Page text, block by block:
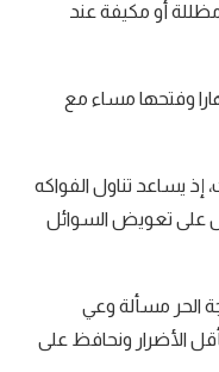
أو مكيفة عند
وفتحها مساء مع
يساعد تناول الفواكه
على تعويض السوائل
الحر مسألة وعي
الأضرار ونحافظ على